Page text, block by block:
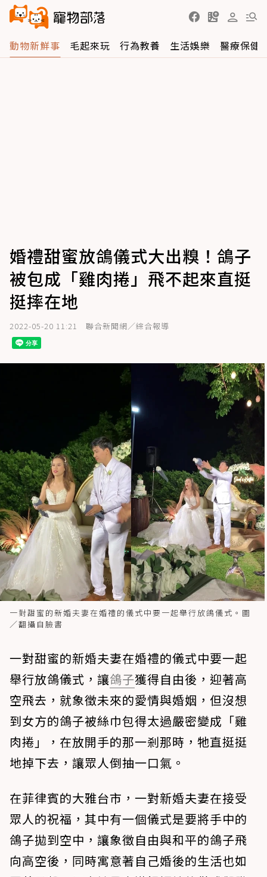
動物新鮮事 毛起來玩 行為教養 生活娛樂 醫療保健
婚禮甜蜜放鴿儀式大出糗！鴿子
被包成「雞肉捲」飛不起來直挺
挺摔在地
2022-05-20 11:21 聯合新聞網／綜合報導
一對甜蜜的新婚夫妻在婚禮的儀式中要一起舉行放鴿儀式。圖
／翻攝自臉書
一對甜蜜的新婚夫妻在婚禮的儀式中要一起
舉行放鴿儀式，讓鴿子獲得自由後，迎著高
空飛去，就象徵未來的愛情與婚姻，但沒想
到女方的鴿子被絲巾包得太過嚴密變成「雞
肉捲」，在放開手的那一剎那時，牠直挺挺
地掉下去，讓眾人倒抽一口氣。
在菲律賓的大雅台市，一對新婚夫妻在接受
眾人的祝福，其中有一個儀式是要將手中的
鴿子拋到空中，讓象徵自由與和平的鴿子飛
向高空後，同時寓意著自己婚後的生活也如